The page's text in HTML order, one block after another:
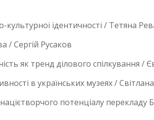
ідентичності / Тетяна
/ Сергій Русаков
як тренд ділового спілкування /
в українських музеях /
потенціалу перекладу